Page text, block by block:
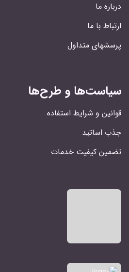
درباره ما
ارتباط با ما
پرسشهای متداول
سیاست‌ها و طرح‌ها
قوانین و شرایط استفاده
جذب اساتید
تضمین کیفیت خدمات